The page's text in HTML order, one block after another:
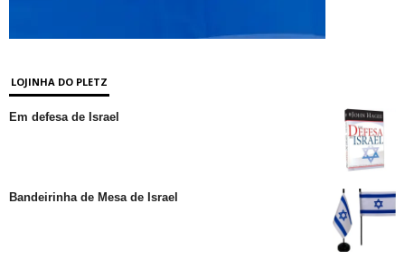
LOJINHA DO PLETZ
Em defesa de Israel
Bandeirinha de Mesa de Israel